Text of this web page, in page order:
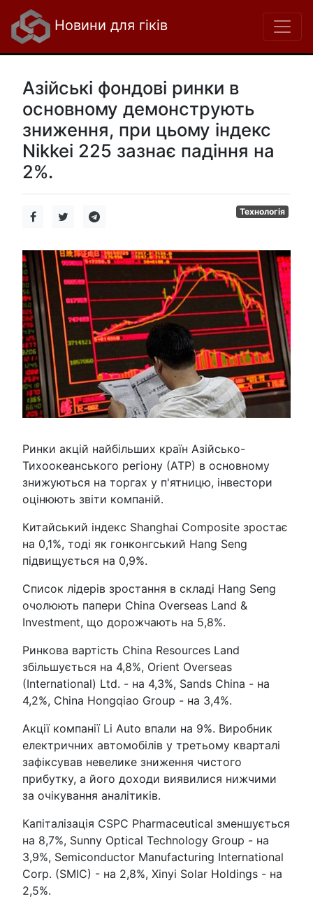
Новини для гіків
Азійські фондові ринки в
основному демонструють
зниження, при цьому індекс
Nikkei 225 зазнає падіння на
2%.
Технологія
Ринки акцій найбільших країн Азійсько-
Тихоокеанського регіону (АТР) в основному
знижуються на торгах у п'ятницю, інвестори
оцінюють звіти компаній.
Китайський індекс Shanghai Composite зростає
на 0,1%, тоді як гонконгський Hang Seng
підвищується на 0,9%.
Список лідерів зростання в складі Hang Seng
очолюють папери China Overseas Land &
Investment, що дорожчають на 5,8%.
Ринкова вартість China Resources Land
збільшується на 4,8%, Orient Overseas
(International) Ltd. - на 4,3%, Sands China - на
4,2%, China Hongqiao Group - на 3,4%.
Акції компанії Li Auto впали на 9%. Виробник
електричних автомобілів у третьому кварталі
зафіксував невелике зниження чистого
прибутку, а його доходи виявилися нижчими
за очікування аналітиків.
Капіталізація CSPC Pharmaceutical зменшується
на 8,7%, Sunny Optical Technology Group - на
3,9%, Semiconductor Manufacturing International
Corp. (SMIC) - на 2,8%, Xinyi Solar Holdings - на
2,5%.